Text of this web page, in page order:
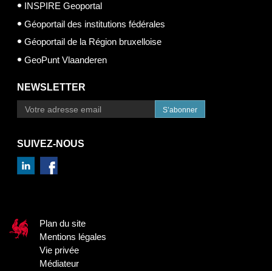
INSPIRE Geoportal
Géoportail des institutions fédérales
Géoportail de la Région bruxelloise
GeoPunt Vlaanderen
NEWSLETTER
S’abonner
SUIVEZ-NOUS
Plan du site
Mentions légales
Vie privée
Médiateur